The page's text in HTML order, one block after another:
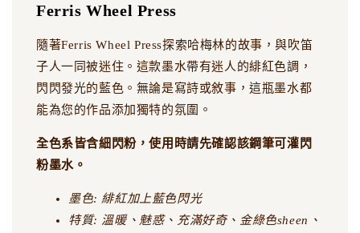
Ferris Wheel Press
隨著Ferris Wheel Press探索哈梅林的故事，與吹笛
子人一同被迷住。這款墨水帶有迷人的緋紅色調，
閃閃發光的藍色。無論是寫詩或敘事，這瓶墨水都
能為您的作品添加獨特的氛圍。
全色系皆含細閃粉，使用時請先確認該鋼筆可灌閃
粉墨水。
墨色: 緋紅加上藍色閃光
特質: 溫暖、魅惑、充滿好奇、金綠色sheen、